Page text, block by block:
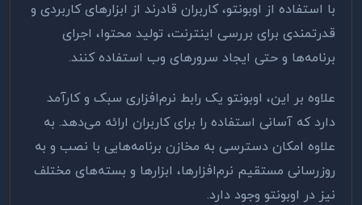
با استفاده از اوبونتو، کاربران قادرند از ابزارهای کاربردی و
قدرتمندی برای بررسی اینترنت، تولید محتوا، اجرای
برنامه‌ها و حتی ایجاد سرورهای وب استفاده کنند.
علاوه بر این، اوبونتو یک رابط نرم‌افزاری سبک و کارآمد
دارد که آسانی استفاده را برای کاربران ارائه می‌دهد. به
علاوه امکان دسترسی به مخازن برنامه‌هایی با نصب و به
روزرسانی مستقیم نرم‌افزارها، ابزارها و بسته‌های مختلف
نیز در اوبونتو وجود دارد.